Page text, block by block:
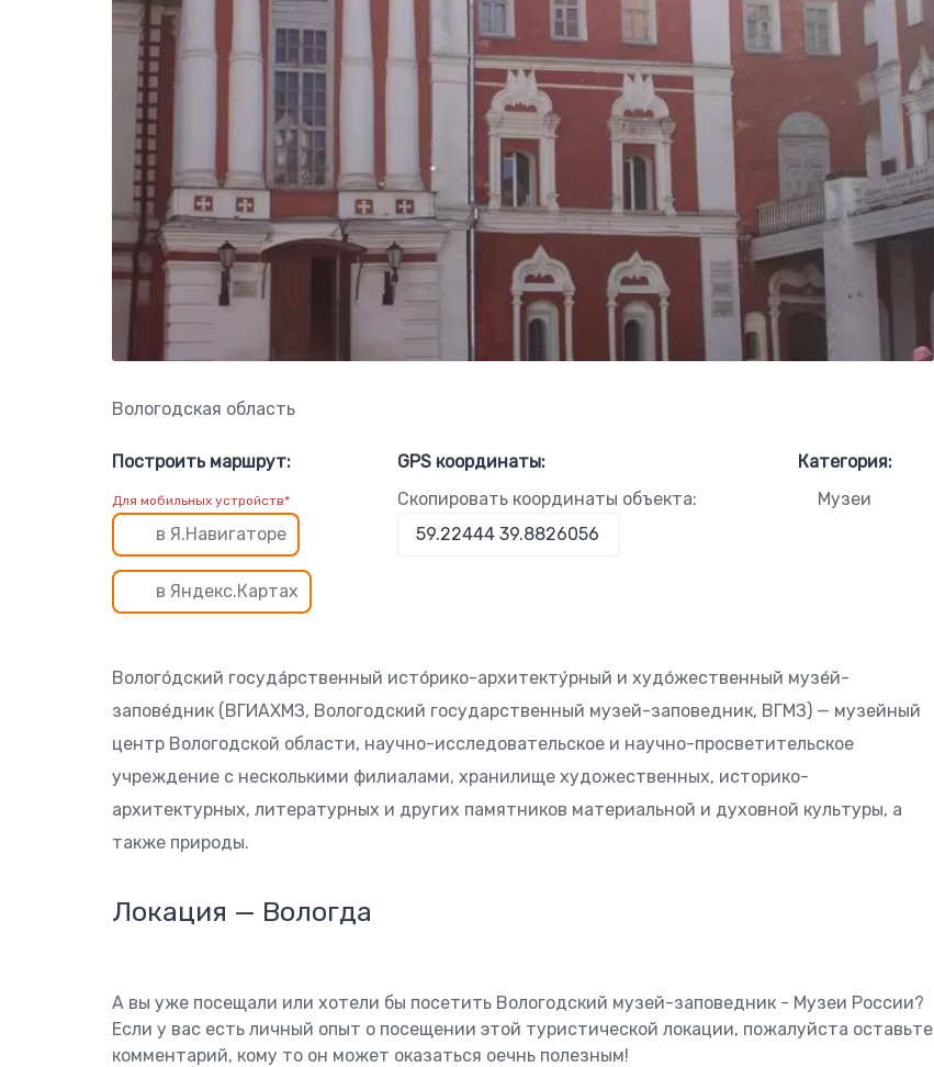
Вологодская область
Построить маршрут:
Для мобильных устройств*
в Я.Навигаторе
в Яндекс.Картах
GPS координаты:
Скопировать координаты объекта:
Категория:
Музеи
Волого́дский госуда́рственный исто́рико-архитекту́рный и худо́жественный музе́й-
запове́дник (ВГИАХМЗ, Вологодский государственный музей-заповедник, ВГМЗ) — музейный
центр Вологодской области, научно-исследовательское и научно-просветительское
учреждение с несколькими филиалами, хранилище художественных, историко-
архитектурных, литературных и других памятников материальной и духовной культуры, а
также природы.
Локация — Вологда
А вы уже посещали или хотели бы посетить Вологодский музей-заповедник - Музеи России?
Если у вас есть личный опыт о посещении этой туристической локации, пожалуйста оставьте
комментарий, кому то он может оказаться оечнь полезным!